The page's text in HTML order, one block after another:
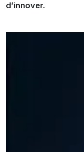
d’innover.